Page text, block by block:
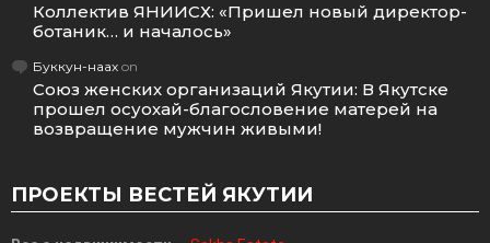
Коллектив ЯНИИСХ: «Пришел новый директор-
ботаник… и началось»
Буккун-наах on
Союз женских организаций Якутии: В Якутске
прошел осуохай-благословение матерей на
возвращение мужчин живыми!
ПРОЕКТЫ ВЕСТЕЙ ЯКУТИИ